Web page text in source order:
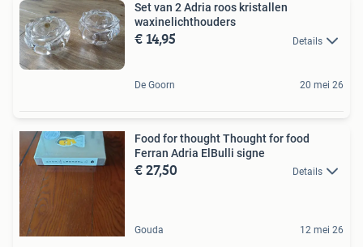
Set van 2 Adria roos kristallen
waxinelichthouders
€ 14,95 Details
De Goorn 20 mei 26
Food for thought Thought for food
Ferran Adria ElBulli signe
€ 27,50 Details
Gouda 12 mei 26